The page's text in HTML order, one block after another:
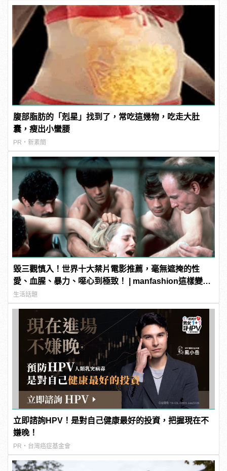
腹部脂肪的「剋星」找到了，常吃這幾物，吃走大肚
囊，瘦出小蠻腰
PR・新素簡
毀三觀慎入！世界十大禁片電影推薦，毫無遮掩的性
愛、血腥、暴力、噁心到極致！ | manfashion這樣變型
男
生活話題
立即諮詢HPV！是對自己健康最好的投資，把握現在不
嫌晚！
PR・台灣癌症基金會